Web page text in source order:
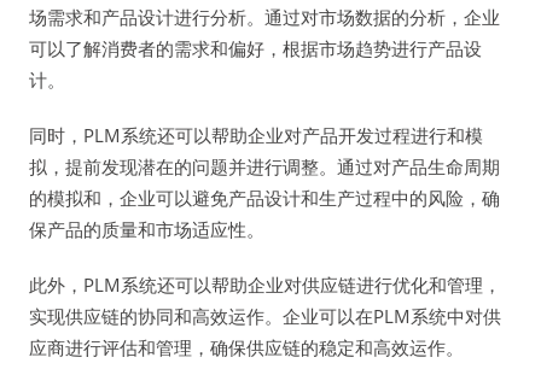
场需求和产品设计进行分析。通过对市场数据的分析，企业
可以了解消费者的需求和偏好，根据市场趋势进行产品设
计。
同时，PLM系统还可以帮助企业对产品开发过程进行和模
拟，提前发现潜在的问题并进行调整。通过对产品生命周期
的模拟和，企业可以避免产品设计和生产过程中的风险，确
保产品的质量和市场适应性。
此外，PLM系统还可以帮助企业对供应链进行优化和管理，
实现供应链的协同和高效运作。企业可以在PLM系统中对供
应商进行评估和管理，确保供应链的稳定和高效运作。